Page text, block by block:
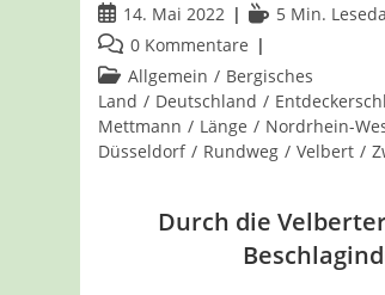
Beitrag
veröffentlicht:
14. Mai 2022 Lesedauer:
5 Min.
Beitrags-
Kommentare:
0 Kommentare
Beitrags-
Kategorie:
Allgemein / Bergisches
Land / Deutschland /
Mettmann / Länge / Nordrhein-
Düsseldorf / Rundweg / Velbert /
Durch die